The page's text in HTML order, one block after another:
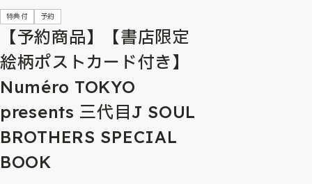
特典付 予約
【予約商品】【書店限定
絵柄ポストカード付き】
Numéro TOKYO
presents 三代目J SOUL
BROTHERS SPECIAL
BOOK